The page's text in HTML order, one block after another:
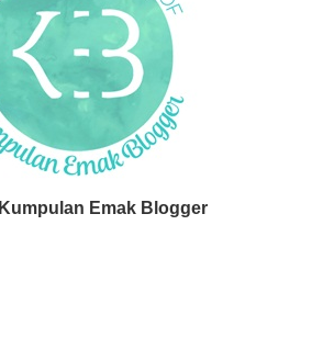
Kumpulan Emak Blogger